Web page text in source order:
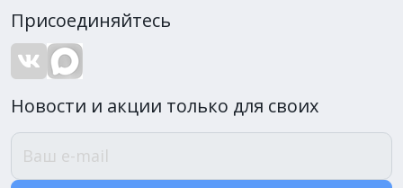
Присоединяйтесь
Новости и акции только для своих